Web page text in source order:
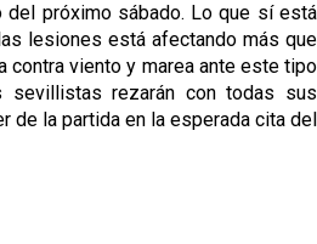
próximo sábado. Lo que sí está
lesiones está afectando más que
contra viento y marea ante este tipo
rezarán con todas sus
de la partida en la esperada cita del